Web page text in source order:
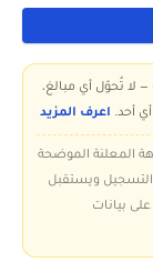
— لا تُحوّل أي مبالغ،
أحد. اعرف المزيد
المعلنة الموضحة
التسجيل ويستقبل
بيانات